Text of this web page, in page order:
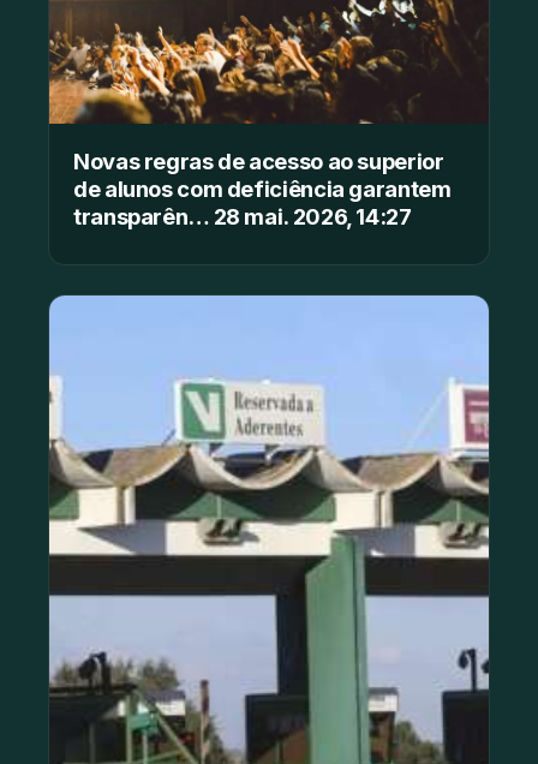
Novas regras de acesso ao superior
de alunos com deficiência garantem
transparên… 28 mai. 2026, 14:27